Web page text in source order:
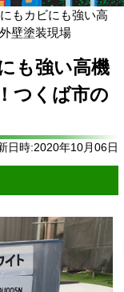
もカビにも強い高
壁塗装現場
も強い高機
つくば市の
日時:2020年10月06日